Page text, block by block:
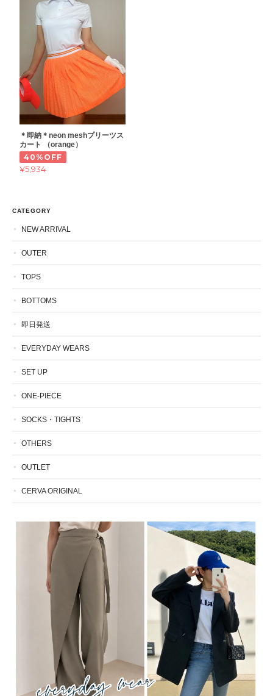
＊即納＊neon meshプリーツス
カート （orange）
40%OFF
¥5,934
CATEGORY
NEW ARRIVAL
OUTER
TOPS
BOTTOMS
即日発送
EVERYDAY WEARS
SET UP
ONE-PIECE
SOCKS・TIGHTS
OTHERS
OUTLET
CERVA ORIGINAL